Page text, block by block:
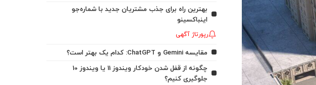
بهترین راه برای جذب مشتریان جدید با شماره‌جو
اینباکسینو
رپورتاژ آگهی
مقایسه Gemini و ChatGPT: کدام یک بهتر است؟
چگونه از قفل شدن خودکار ویندوز 11 یا ویندوز 10
جلوگیری کنیم؟